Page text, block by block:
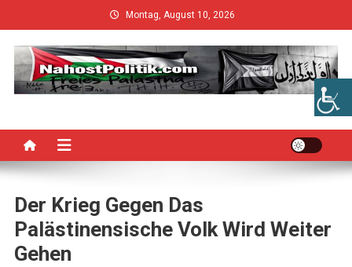
to
content
Montag, August 10, 2026
Der Krieg Gegen Das
Palästinensische Volk Wird Weiter
Gehen